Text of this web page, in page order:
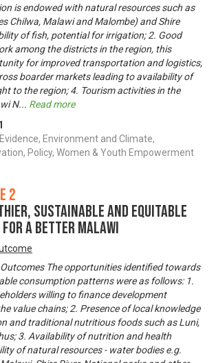
is endowed with natural resources such as
Chilwa, Malawi and Malombe) and Shire
of fish, potential for irrigation; 2. Good
among the districts in the region, this
for improved transportation and logistics;
boarder markets leading to availability of
to the region; 4. Tourism activities in the
N... Read more
Environment and Climate,
Policy, Women & Youth Empowerment
2
Sustainable and Equitable
for a Better Malawi
The opportunities identified towards
consumption patterns were as follows: 1.
willing to finance development
value chains; 2. Presence of local knowledge
and traditional nutritious foods such as Luni,
3. Availability of nutrition and health
of natural resources - water bodies e.g.